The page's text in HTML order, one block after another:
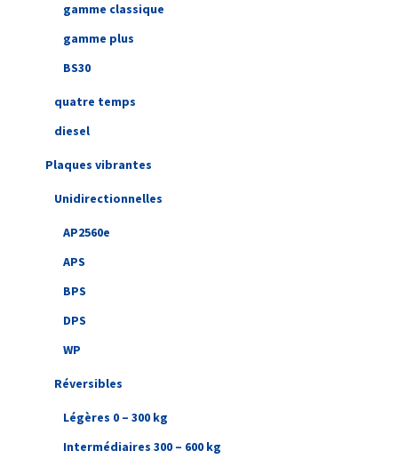
gamme classique
gamme plus
BS30
quatre temps
diesel
Plaques vibrantes
Unidirectionnelles
AP2560e
APS
BPS
DPS
WP
Réversibles
Légères 0 – 300 kg
Intermédiaires 300 – 600 kg